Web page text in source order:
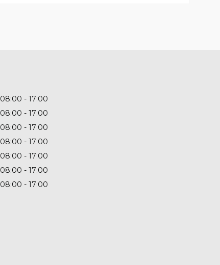
08:00
17:00
08:00
17:00
08:00
17:00
08:00
17:00
08:00
17:00
08:00
17:00
08:00 17:00